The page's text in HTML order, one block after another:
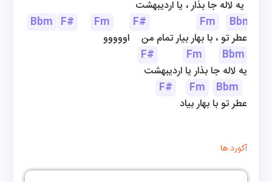
Bbm F# Fm F# Fm
Bbm
عطر تو ، با بهار بیار تمام من    اووووو
F#
Fm
Bbm
یه لاله جا بذار یا اردیبهشت
F#
Fm
Bbm
عطر تو با بهار بیاد
آکورد ها